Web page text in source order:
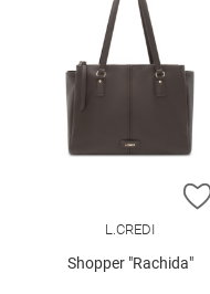
L.CREDI
Shopper "Rachida"